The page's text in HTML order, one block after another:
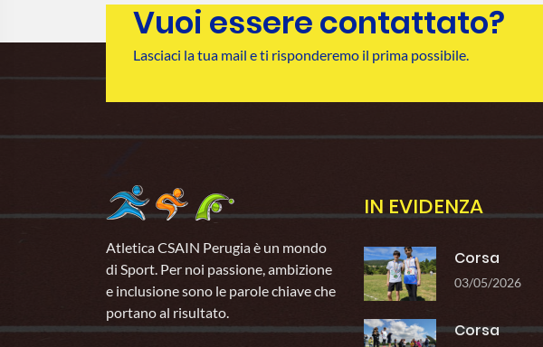
Vuoi essere contattato?
Lasciaci la tua mail e ti risponderemo il prima possibile.
Atletica CSAIN Perugia è un mondo
di Sport. Per noi passione, ambizione
e inclusione sono le parole chiave che
portano al risultato.
IN EVIDENZA
Corsa
03/05/2026
Corsa